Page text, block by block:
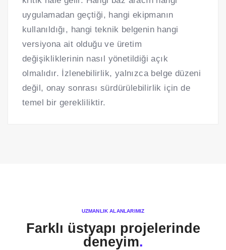
uygulamadan geçtiği, hangi ekipmanın
kullanıldığı, hangi teknik belgenin hangi
versiyona ait olduğu ve üretim
değişikliklerinin nasıl yönetildiği açık
olmalıdır. İzlenebilirlik, yalnızca belge düzeni
değil, onay sonrası sürdürülebilirlik için de
temel bir gerekliliktir.
UZMANLIK ALANLARIMIZ
Farklı üstyapı projelerinde
deneyim.